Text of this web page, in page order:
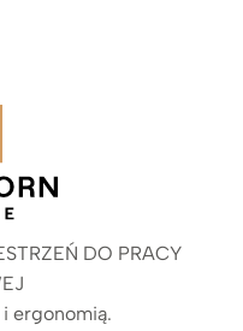
DO PRACY
ergonomią.